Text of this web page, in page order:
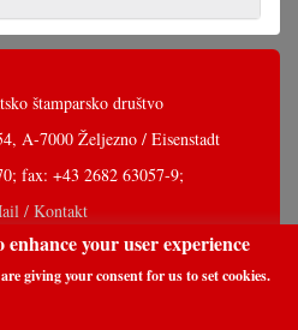
štamparsko društvo
A-7000 Željezno / Eisenstadt
fax: +43 2682 63057-9;
/ Kontakt
enhance your user experience
giving your consent for us to set cookies.